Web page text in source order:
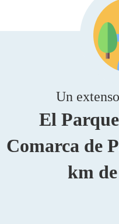
Un
El
Comarca de
km